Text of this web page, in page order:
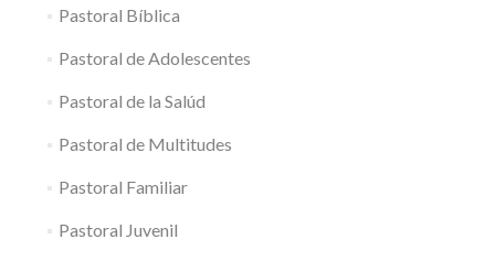
Pastoral Bíblica
Pastoral de Adolescentes
Pastoral de la Salúd
Pastoral de Multitudes
Pastoral Familiar
Pastoral Juvenil